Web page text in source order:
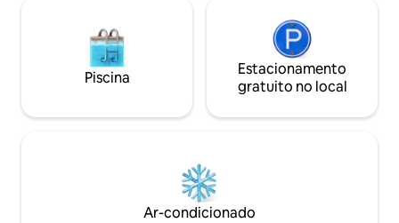
Piscina
Estacionamento
gratuito no local
Ar-condicionado